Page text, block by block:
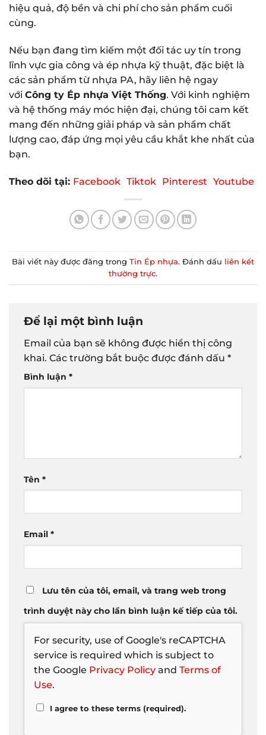
hiệu quả, độ bền và chi phí cho sản phẩm cuối
cùng.
Nếu bạn đang tìm kiếm một đối tác uy tín trong
lĩnh vực gia công và ép nhựa kỹ thuật, đặc biệt là
các sản phẩm từ nhựa PA, hãy liên hệ ngay
với Công ty Ép nhựa Việt Thống. Với kinh nghiệm
và hệ thống máy móc hiện đại, chúng tôi cam kết
mang đến những giải pháp và sản phẩm chất
lượng cao, đáp ứng mọi yêu cầu khắt khe nhất của
bạn.
Theo dõi tại: Facebook Tiktok Pinterest Youtube
Bài viết này được đăng trong Tin Ép nhựa. Đánh dấu liên kết
thường trực.
Để lại một bình luận
Email của bạn sẽ không được hiển thị công
khai. Các trường bắt buộc được đánh dấu *
Bình luận *
Tên *
Email *
Lưu tên của tôi, email, và trang web trong
trình duyệt này cho lần bình luận kế tiếp của tôi.
For security, use of Google's reCAPTCHA
service is required which is subject to
the Google Privacy Policy and Terms of
Use.
I agree to these terms (required).